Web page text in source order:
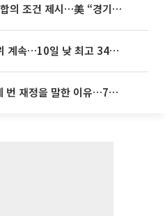
이란, 미국에 호르무즈 합의 조건 제시…美 “경기 아직 안 끝나” [종합]
[내일 날씨] 전국 무더위 계속…10일 낮 최고 34도 육박
추미애가 페이스북서 네 번 재정을 말한 이유…7700억 추경 열쇠는 도의회에